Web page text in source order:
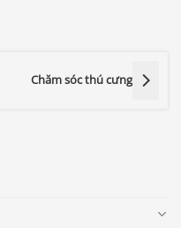
Chăm sóc thú cưng